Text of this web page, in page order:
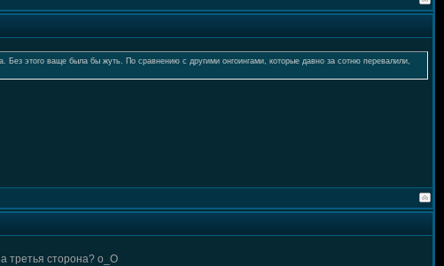
этого ваще была бы жуть. По сравнению с другими онгоингами, которые давно за сотню перевалили,
третья сторона? о_О